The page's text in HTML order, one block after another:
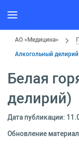
АО «Медицина»
Алкогольный делирий
Белая
делирий)
Дата публикации:
Обновление